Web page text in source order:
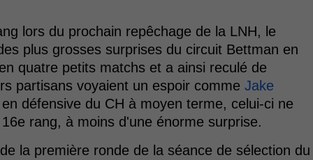
lors du prochain repêchage de la LNH, le
plus grosses surprises du circuit Bettman en
quatre petits matchs et a ainsi reculé de
partisans voyaient un espoir comme Jake
défensive du CH à moyen terme, celui-ci ne
rang, à moins d'une énorme surprise.
la première ronde de la séance de sélection du